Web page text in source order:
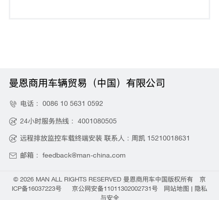
曼恩商用车辆贸易（中国）有限公司
 电话： 0086 10 5631 0592
 24小时服务热线： 4001080505
 远程排放监控车载终端安装 联系人：周凯 15210018631
 邮箱： feedback@man-china.com
©2026 MAN ALL RIGHTS RESERVED 曼恩商用车中国版权所有
京
ICP备16037223号
京公网安备11011302002731号 网站地图 | 隐私
与安全